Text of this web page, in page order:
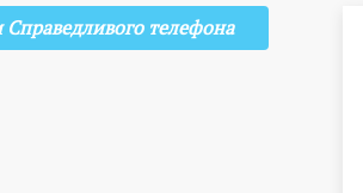
Справедливого телефона